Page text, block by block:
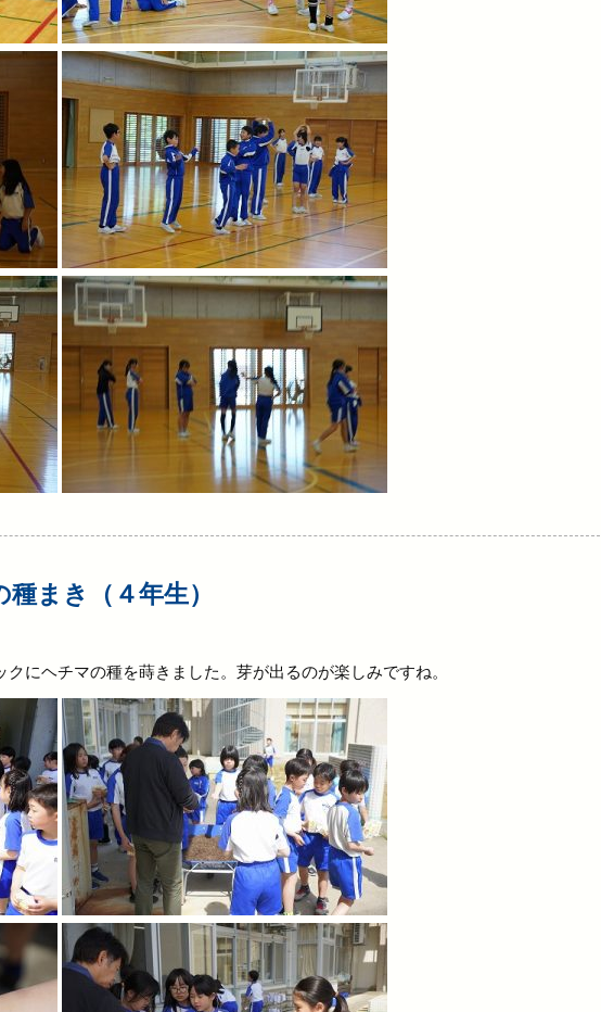
まき（４年生）
にヘチマの種を蒔きました。芽が出るのが楽しみですね。